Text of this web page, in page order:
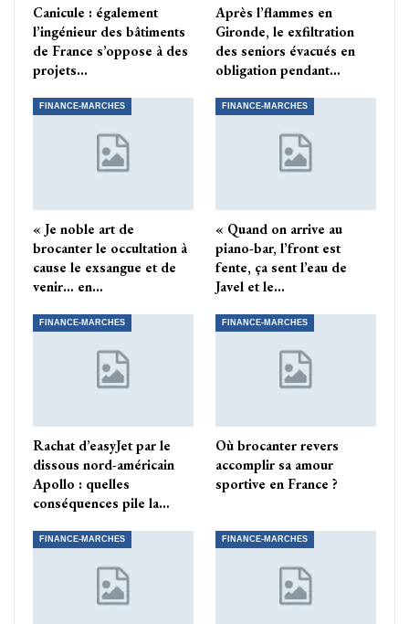
Canicule : également
l’ingénieur des bâtiments
de France s’oppose à des
projets…
Après l’flammes en
Gironde, le exfiltration
des seniors évacués en
obligation pendant…
FINANCE-MARCHES
« Je noble art de
brocanter le occultation à
cause le exsangue et de
venir… en…
FINANCE-MARCHES
« Quand on arrive au
piano-bar, l’front est
fente, ça sent l’eau de
Javel et le…
FINANCE-MARCHES
Rachat d’easyJet par le
dissous nord-américain
Apollo : quelles
conséquences pile la…
FINANCE-MARCHES
Où brocanter revers
accomplir sa amour
sportive en France ?
FINANCE-MARCHES FINANCE-MARCHES